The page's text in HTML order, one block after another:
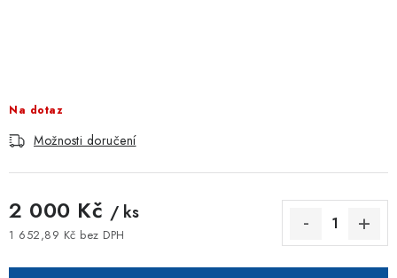
Na dotaz
Možnosti doručení
2 000 Kč / ks
1 652,89 Kč bez DPH